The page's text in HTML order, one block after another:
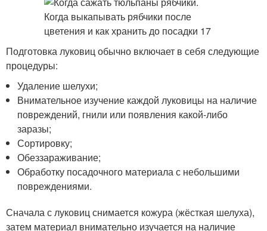
Подготовка луковиц обычно включает в себя следующие
процедуры:
Удаление шелухи;
Внимательное изучение каждой луковицы на наличие
повреждений, гнили или появления какой-либо
заразы;
Сортировку;
Обеззараживание;
Обработку посадочного материала с небольшими
повреждениями.
Сначала с луковиц снимается кожура (жёсткая шелуха),
затем материал внимательно изучается на наличие